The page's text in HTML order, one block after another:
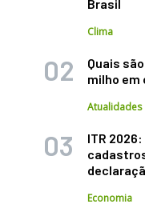
Brasil
Clima
Quais
milho em
Atualidades
ITR
Economia